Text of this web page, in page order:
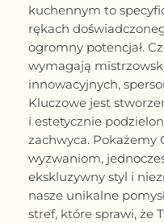
kuchennym to
rękach
ogromny potencjał.
wymagają
innowacyjnych,
Kluczowe jest
i estetycznie
zachwyca. Pokażemy
wyzwaniom,
ekskluzywny styl i
nasze unikalne
stref, które sprawi, że